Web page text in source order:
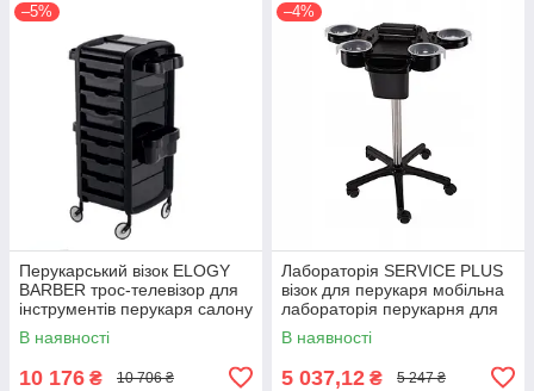
–5%
Перукарський візок ELOGY
BARBER трос-телевізор для
інструментів перукаря салону
краси Італія
В наявності
10 176 ₴ 10 706 ₴
–4%
Лабораторія SERVICE PLUS
візок для перукаря мобільна
лабораторія перукарня для
фарбування
В наявності
5 037,12 ₴ 5 247 ₴